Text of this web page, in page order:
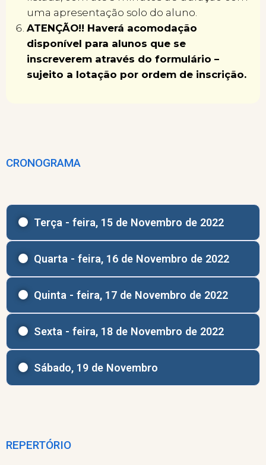
uma apresentação solo do aluno.
ATENÇÃO!! Haverá acomodação
disponível para alunos que se
inscreverem através do formulário –
sujeito a lotação por ordem de inscrição.
CRONOGRAMA
Terça - feira, 15 de Novembro de 2022
Quarta - feira, 16 de Novembro de 2022
Quinta - feira, 17 de Novembro de 2022
Sexta - feira, 18 de Novembro de 2022
Sábado, 19 de Novembro
REPERTÓRIO